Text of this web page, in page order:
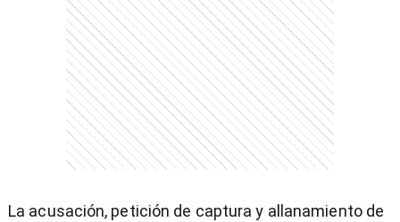
La acusación, petición de captura y allanamiento de